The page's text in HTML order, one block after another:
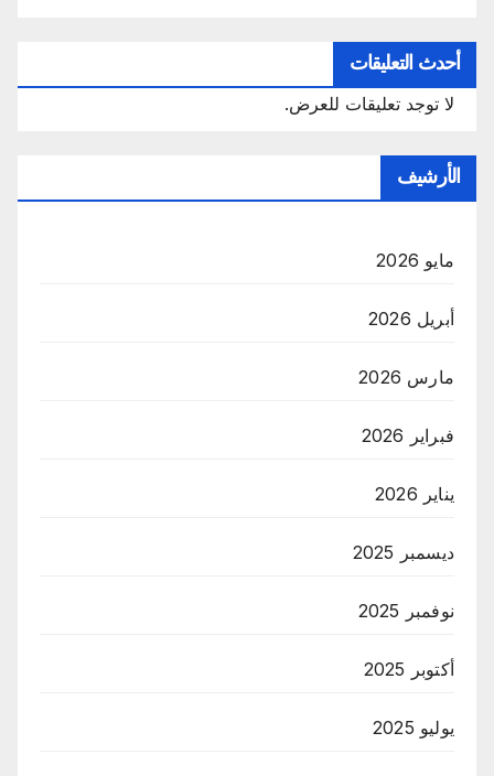
أحدث التعليقات
لا توجد تعليقات للعرض.
الأرشيف
مايو 2026
أبريل 2026
مارس 2026
فبراير 2026
يناير 2026
ديسمبر 2025
نوفمبر 2025
أكتوبر 2025
يوليو 2025